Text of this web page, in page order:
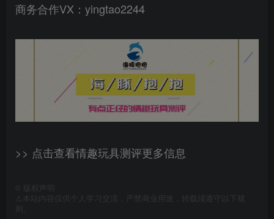
商务合作VX：yingtao2244
>> 点击查看情趣玩具测评更多信息
版权声明
⚠️本站内容仅供个人学习交流，严禁商业用途，转载须遵守以下规